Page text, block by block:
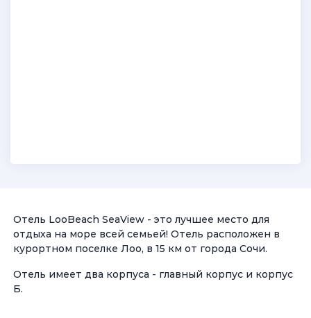
Отель LooBeach SeaView - это лучшее место для
отдыха на море всей семьей! Отель расположен в
курортном поселке Лоо, в 15 км от города Сочи.
Отель имеет два корпуса - главный корпус и корпус
Б.